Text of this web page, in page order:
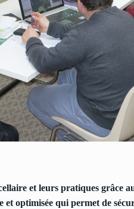
et leurs pratiques grâce
optimisée qui permet de